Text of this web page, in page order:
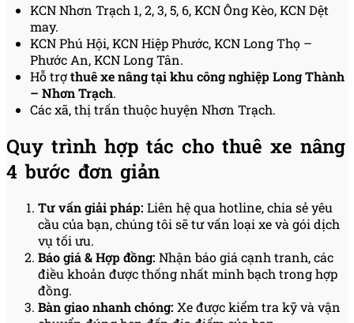
KCN Nhơn Trạch 1, 2, 3, 5, 6, KCN Ông Kèo, KCN Dệt
may.
KCN Phú Hội, KCN Hiệp Phước, KCN Long Thọ –
Phước An, KCN Long Tân.
Hỗ trợthuê xe nâng tại khu công nghiệp Long Thành
– Nhơn Trạch.
Các xã, thị trấn thuộc huyện Nhơn Trạch.
Quy trình hợp tác cho thuê xe nâng
4 bước đơn giản
Tư vấn giải pháp: Liên hệ qua hotline, chia sẻ yêu
cầu của bạn, chúng tôi sẽ tư vấn loại xe và gói dịch
vụ tối ưu.
Báo giá & Hợp đồng: Nhận báo giá cạnh tranh, các
điều khoản được thống nhất minh bạch trong hợp
đồng.
Bàn giao nhanh chóng: Xe được kiểm tra kỹ và vận